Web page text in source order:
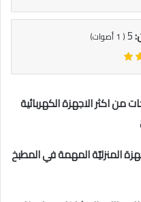
5
(
1أصوات)
من اكثر الاجهزة الكهربائية
المنزليّة المهمة في المطبخ